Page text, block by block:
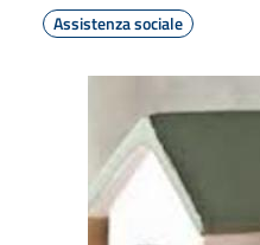
Assistenza sociale